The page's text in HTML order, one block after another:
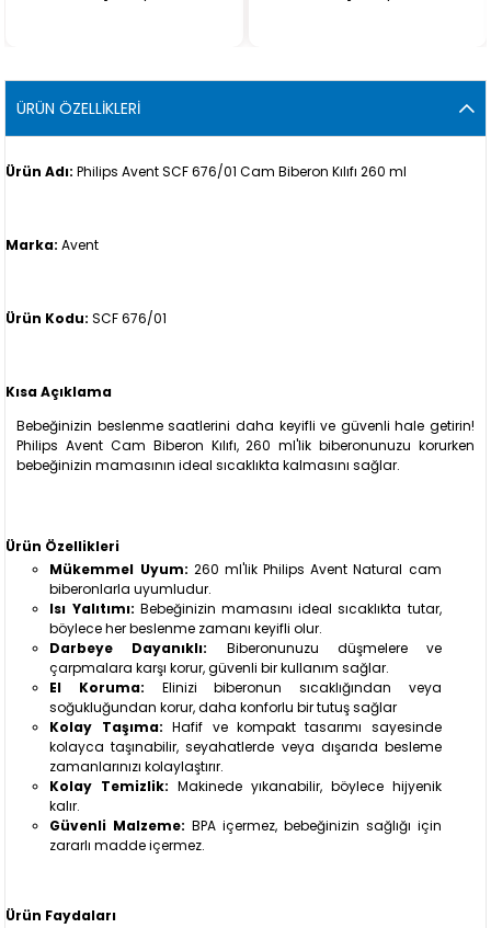
ÜRÜN ÖZELLIKLERI
Ürün Adı: Philips Avent SCF 676/01 Cam Biberon Kılıfı 260 ml
Marka: Avent
Ürün Kodu: SCF 676/01
Kısa Açıklama
Bebeğinizin beslenme saatlerini daha keyifli ve güvenli hale getirin!
Philips Avent Cam Biberon Kılıfı, 260 ml'lik biberonunuzu korurken
bebeğinizin mamasının ideal sıcaklıkta kalmasını sağlar.
Ürün Özellikleri
Mükemmel Uyum: 260 ml'lik Philips Avent Natural cam
biberonlarla uyumludur.
Isı Yalıtımı: Bebeğinizin mamasını ideal sıcaklıkta tutar,
böylece her beslenme zamanı keyifli olur.
Darbeye Dayanıklı: Biberonunuzu düşmelere ve
çarpmalara karşı korur, güvenli bir kullanım sağlar.
El Koruma: Elinizi biberonun sıcaklığından veya
soğukluğundan korur, daha konforlu bir tutuş sağlar
Kolay Taşıma: Hafif ve kompakt tasarımı sayesinde
kolayca taşınabilir, seyahatlerde veya dışarıda besleme
zamanlarınızı kolaylaştırır.
Kolay Temizlik: Makinede yıkanabilir, böylece hijyenik
kalır.
Güvenli Malzeme: BPA içermez, bebeğinizin sağlığı için
zararlı madde içermez.
Ürün Faydaları